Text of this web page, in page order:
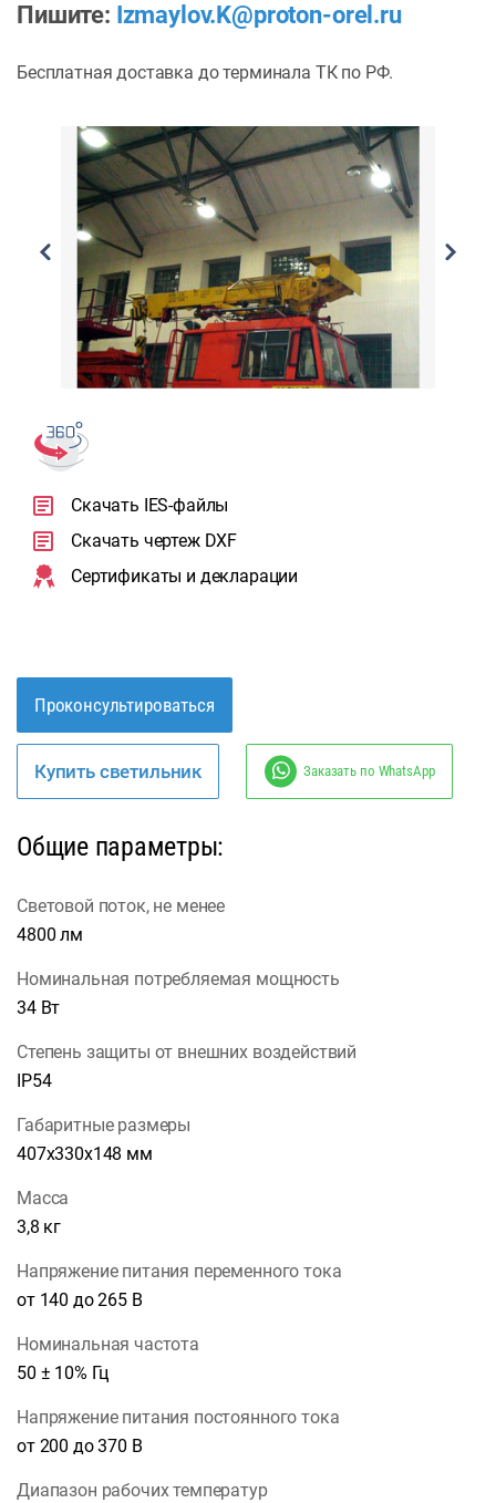
Пишите: Izmaylov.K@proton-orel.ru
Бесплатная доставка до терминала ТК по РФ.
Скачать IES-файлы
Скачать чертеж DXF
Сертификаты и декларации
Проконсультироваться
Купить светильник Заказать по WhatsApp
Общие параметры:
Световой поток, не менее
4800 лм
Номинальная потребляемая мощность
34 Вт
Степень защиты от внешних воздействий
IP54
Габаритные размеры
407х330х148 мм
Масса
3,8 кг
Напряжение питания переменного тока
от 140 до 265 В
Номинальная частота
50 ± 10% Гц
Напряжение питания постоянного тока
от 200 до 370 В
Диапазон рабочих температур